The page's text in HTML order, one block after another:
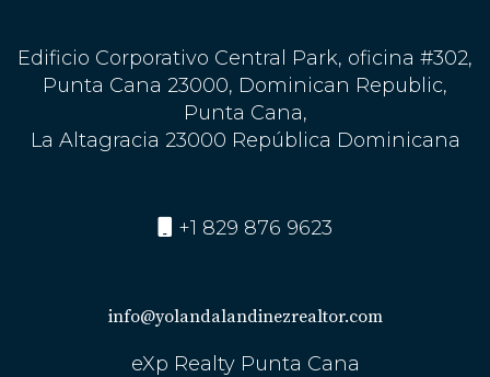
Edificio Corporativo Central Park, oficina #302,
Punta Cana 23000, Dominican Republic,
Punta Cana,
La Altagracia 23000 República Dominicana
+1 829 876 9623
info@yolandalandinezrealtor.com
eXp Realty Punta Cana